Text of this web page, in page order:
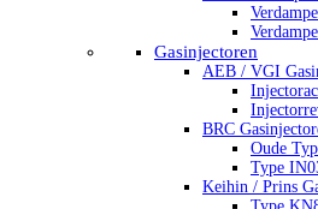
Gasinjectoren
AEB / VGI
BRC
Oude
Type
Keihin / Prins